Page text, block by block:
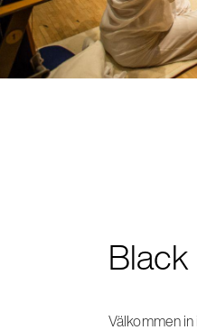
Black
Välkommen in